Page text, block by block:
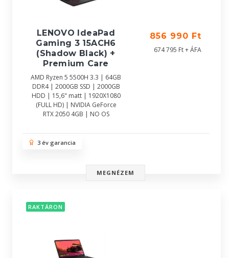
LENOVO IdeaPad
Gaming 3 15ACH6
(Shadow Black) +
Premium Care
AMD Ryzen 5 5500H 3.3 | 64GB
DDR4 | 2000GB SSD | 2000GB
HDD | 15,6" matt | 1920X1080
(FULL HD) | NVIDIA GeForce
RTX 2050 4GB | NO OS
856 990 Ft
674 795 Ft + ÁFA
3 év garancia
MEGNÉZEM
RAKTÁRON